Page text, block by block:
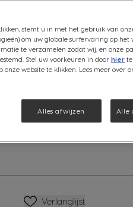
Deze rijke kop koffie
dit alles zonder
water. Geniet van de
Bekijk ingrediënten
€ 5,99
Verlagen
Hoeveelheid
Verlanglijstje
Verlanglijst
stemt u in met het gebruik van
om uw globale surfervaring op het
te verzamelen zodat wij, en onze
Stel uw voorkeuren in door hier
website te klikken. Lees meer over
Alles afwijzen Alle